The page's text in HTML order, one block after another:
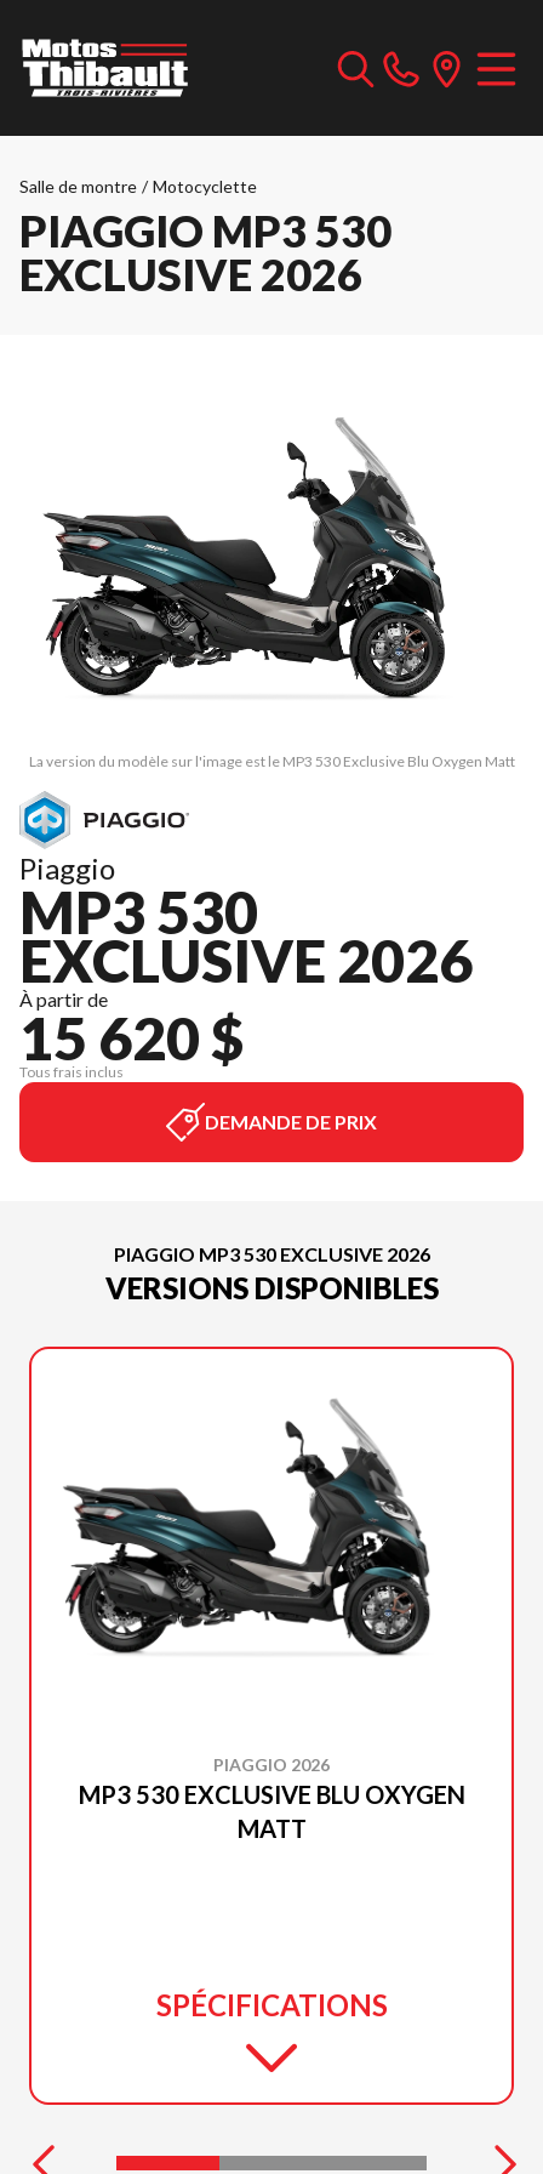
Salle de montre / Motocyclette
PIAGGIO MP3 530
EXCLUSIVE 2026
La version du modèle sur l'image est le MP3 530 Exclusive Blu Oxygen Matt
Piaggio
MP3 530
EXCLUSIVE 2026
À partir de
15 620 $
Tous frais inclus
DEMANDE DE PRIX
PIAGGIO MP3 530 EXCLUSIVE 2026
VERSIONS DISPONIBLES
PIAGGIO 2026
MP3 530 EXCLUSIVE BLU OXYGEN
MATT
SPÉCIFICATIONS